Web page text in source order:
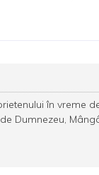
în vreme
Dumnezeu,